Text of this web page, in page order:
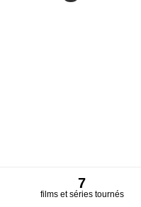
7
films et séries tournés